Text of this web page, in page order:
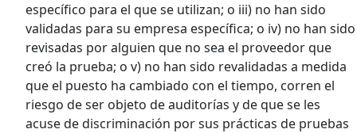
específico para el que se utilizan; o iii) no han sido
validadas para su empresa específica; o iv) no han sido
revisadas por alguien que no sea el proveedor que
creó la prueba; o v) no han sido revalidadas a medida
que el puesto ha cambiado con el tiempo, corren el
riesgo de ser objeto de auditorías y de que se les
acuse de discriminación por sus prácticas de pruebas